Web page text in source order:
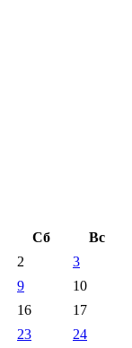
Сб
Вс
2
3
9
10
16
17
23
24